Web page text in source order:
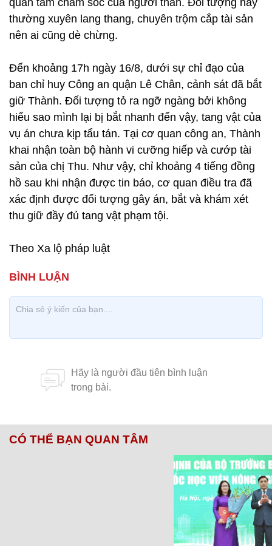
quan tâm chăm sóc của người thân. Đối tượng này
thường xuyên lang thang, chuyên trộm cắp tài sản
nên ai cũng dè chừng.
Đến khoảng 17h ngày 16/8, dưới sự chỉ đạo của
ban chỉ huy Công an quận Lê Chân, cảnh sát đã bắt
giữ Thành. Đối tượng tỏ ra ngỡ ngàng bởi không
hiểu sao mình lại bị bắt nhanh đến vậy, tang vật của
vụ án chưa kịp tẩu tán. Tại cơ quan công an, Thành
khai nhận toàn bộ hành vi cưỡng hiếp và cướp tài
sản của chị Thu. Như vậy, chỉ khoảng 4 tiếng đồng
hồ sau khi nhận được tin báo, cơ quan điều tra đã
xác định được đối tượng gây án, bắt và khám xét
thu giữ đầy đủ tang vật phạm tội.
Theo Xa lộ pháp luật
CÓ THỂ BẠN QUAN TÂM